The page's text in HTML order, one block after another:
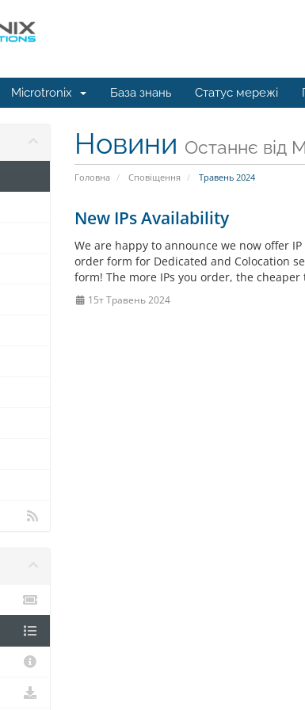
Microtronix База знань Статус мережі
Новини Останнє від
Головна Сповіщення Травень 2024
New IPs Availability
We are happy to announce we now offer
order form for Dedicated and Colocation
form! The more IPs you order, the cheaper
15т Травень 2024